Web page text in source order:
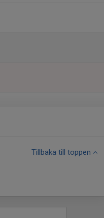
Tillbaka till toppen